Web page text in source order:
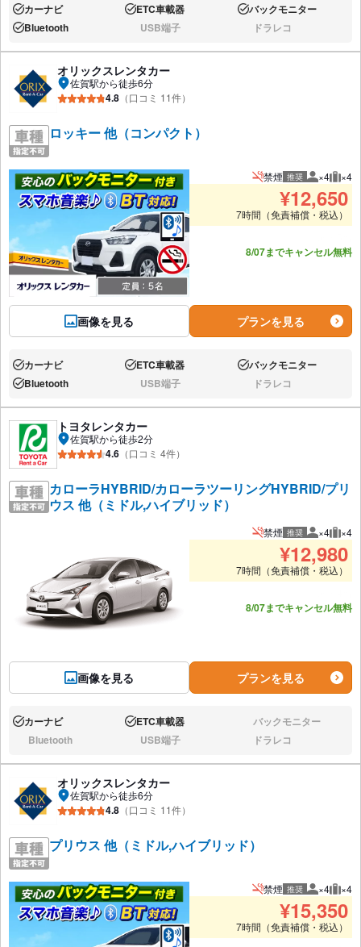
あり:カーナビ あり:ETC車載器 あり:バックモニター
あり:Bluetooth なし:USB端子 なし:ドラレコ
オリックスレンタカー
佐賀駅から徒歩6分
4.8 （口コミ 11件）
ロッキー 他（コンパクト）
画像を見る
禁煙 推奨 推奨人数
×4 推
×4
¥12,650
7時間（免責補償・税込）
8/07までキャンセル無料
プランを見る
あり:カーナビ あり:ETC車載器 あり:バックモニター
あり:Bluetooth なし:USB端子 なし:ドラレコ
トヨタレンタカー
佐賀駅から徒歩2分
4.6 （口コミ 4件）
カローラHYBRID/カローラツーリングHYBRID/プリ
ウス 他（ミドル,ハイブリッド）
画像を見る
禁煙 推奨 推奨人数
×4 推
×4
¥12,980
7時間（免責補償・税込）
8/07までキャンセル無料
プランを見る
あり:カーナビ あり:ETC車載器 なし:バックモニター
なし:Bluetooth なし:USB端子 なし:ドラレコ
オリックスレンタカー
佐賀駅から徒歩6分
4.8 （口コミ 11件）
プリウス 他（ミドル,ハイブリッド）
禁煙 推奨 推奨人数
×4 推
×4
¥15,350
7時間（免責補償・税込）